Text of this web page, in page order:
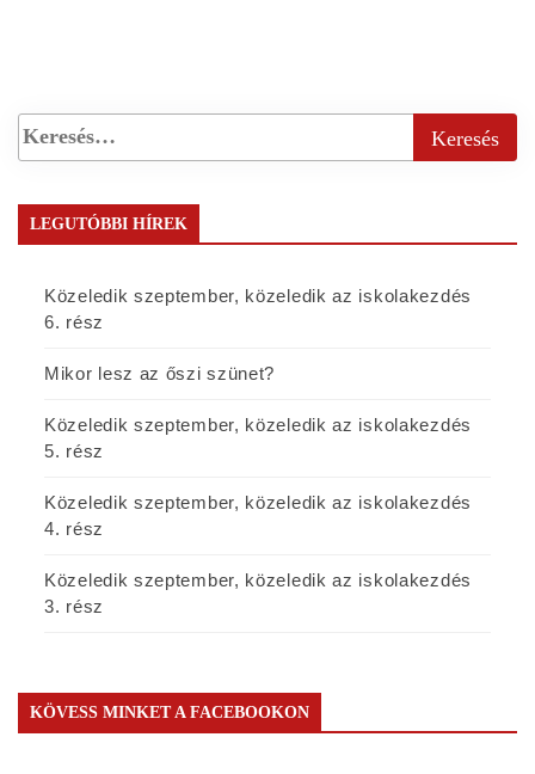
LEGUTÓBBI HÍREK
Közeledik szeptember, közeledik az iskolakezdés
6. rész
Mikor lesz az őszi szünet?
Közeledik szeptember, közeledik az iskolakezdés
5. rész
Közeledik szeptember, közeledik az iskolakezdés
4. rész
Közeledik szeptember, közeledik az iskolakezdés
3. rész
KÖVESS MINKET A FACEBOOKON